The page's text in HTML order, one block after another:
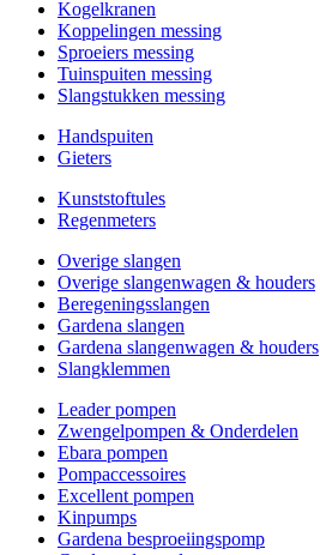
Kogelkranen
Koppelingen messing
Sproeiers messing
Tuinspuiten messing
Slangstukken messing
Handspuiten
Gieters
Kunststoftules
Regenmeters
Overige slangen
Overige slangenwagen & houders
Beregeningsslangen
Gardena slangen
Gardena slangenwagen & houders
Slangklemmen
Leader pompen
Zwengelpompen & Onderdelen
Ebara pompen
Pompaccessoires
Excellent pompen
Kinpumps
Gardena besproeiingspomp